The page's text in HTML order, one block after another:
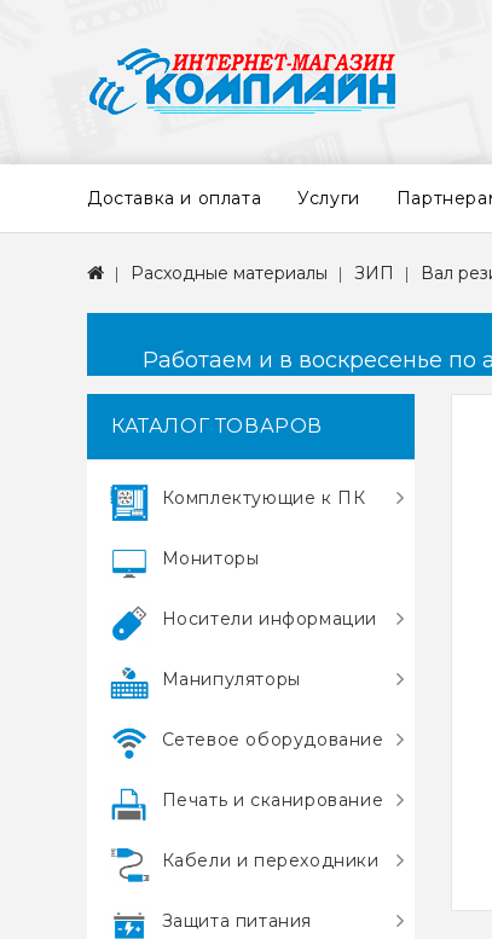
Доставка и оплата Услуги
Расходные материалы ЗИП Вал
Работаем и в воскресенье по
КАТАЛОГ ТОВАРОВ
Комплектующие к ПК
Мониторы
Носители информации
Манипуляторы
Сетевое оборудование
Печать и сканирование
Кабели и переходники
Защита питания